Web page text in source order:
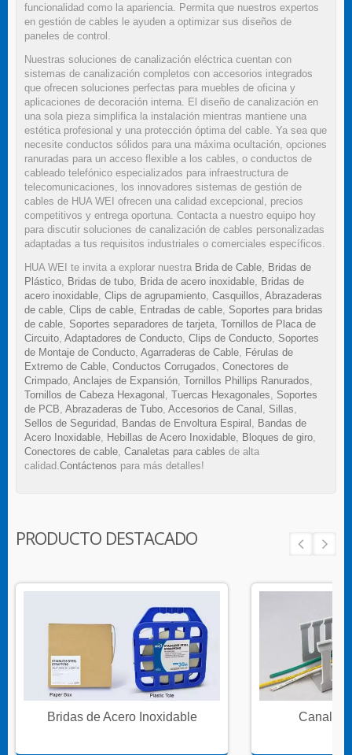
funcionalidad como la apariencia. Permita que nuestros expertos
en gestión de cables le ayuden a optimizar sus diseños de
paneles de control.
Nuestras soluciones de canalización eléctrica cuentan con
sistemas de canalización completos con accesorios integrados
que ofrecen soluciones perfectas para muebles de oficina y
aplicaciones de decoración interna. El diseño de canalización en
una sola pieza simplifica la instalación mientras mantiene una
estética profesional y una protección óptima del cable. Ya sea que
necesite conductos sólidos para una máxima ocultación, opciones
ranuradas para un acceso flexible a los cables, o conductos de
cableado telefónico especializados para infraestructura de
telecomunicaciones, los innovadores sistemas de gestión de
cables de HUA WEI ofrecen una calidad excepcional, precios
competitivos y entrega oportuna. Contacta a nuestro equipo hoy
para discutir soluciones de canalización de cables personalizadas
adaptadas a tus requisitos industriales o comerciales específicos.
HUA WEI te invita a explorar nuestra Brida de Cable
Bridas de
Plástico
Bridas de tubo Brida de acero inoxidable
Bridas de
acero inoxidable Clips de agrupamiento Casquillos Abrazaderas
de cable Clips de cable Entradas de cable Soportes para bridas
de cable Soportes separadores de tarjeta Tornillos de Placa de
Circuito Adaptadores de Conducto Clips de Conducto Soportes
de Montaje de Conducto Agarraderas de Cable
Férulas de
Extremo de Cable Conductos Corrugados Conectores de
Crimpado Anclajes de Expansión Tornillos Phillips Ranurados
Tornillos de Cabeza Hexagonal
Tuercas Hexagonales
Soportes
de PCB Abrazaderas de Tubo Accesorios de Canal Sillas
Sellos de Seguridad
Bandas de Envoltura Espiral
Bandas de
Acero Inoxidable
Hebillas de Acero Inoxidable Bloques de giro
Conectores de cable Canaletas para cables de alta
calidad. Contáctenos para más detalles!
PRODUCTO DESTACADO
Bridas de Acero Inoxidable Canales